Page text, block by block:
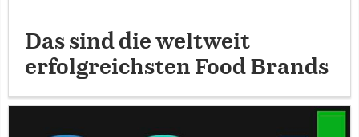
Das sind die weltweit
erfolgreichsten Food Brands